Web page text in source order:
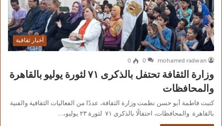
أخبار ثقافية
mohamed radwan
0
0
وزارة الثقافة تحتفل بالذكرى ٧١ لثورة يوليو بالقاهرة
والمحافظات
كتبت فاطمة أبو حسن نظمت وزارة الثقافة، عددًا من الفعاليات الثقافية والفنية
بالقاهرة والمحافظات، احتفالًا بالذكري ٧١ لثورة ٢٣ يوليو،…